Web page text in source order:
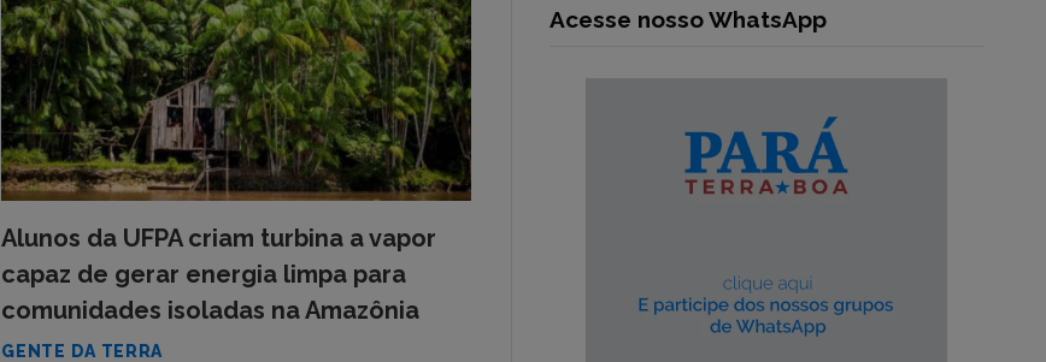
Alunos da UFPA criam turbina a vapor
capaz de gerar energia limpa para
comunidades isoladas na Amazônia
GENTE DA TERRA
Acesse nosso WhatsApp